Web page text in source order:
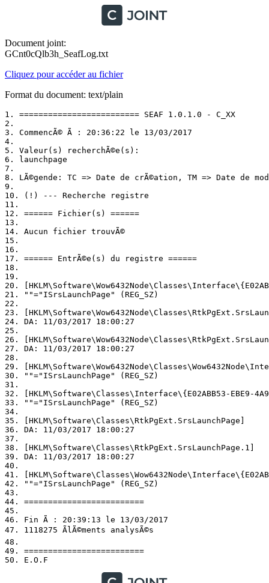
Document joint:
GCnt0cQlb3h_SeafLog.txt
Cliquez pour accéder au fichier
Format du document: text/plain
1. ========================= SEAF 1.0.1.0 - C_XX
2.
3. CommencÃ© Ã : 20:36:22 le 13/03/2017
4.
5. Valeur(s) recherchÃ©e(s):
6. launchpage
7.
8. LÃ©gende: TC => Date de crÃ©ation, TM => Date de
9.
10. (!) --- Recherche registre
11.
12. ====== Fichier(s) ======
13.
14. Aucun fichier trouvÃ©
15.
16.
17. ====== EntrÃ©e(s) du registre ======
18.
19.
20.
21. ""="ISrsLaunchPage" (REG_SZ)
22.
23.
24. DA: 11/03/2017 18:00:27
25.
26.
27. DA: 11/03/2017 18:00:27
28.
29.
30. ""="ISrsLaunchPage" (REG_SZ)
31.
32. [HKLM\Software\Classes\Interface\{E02ABB53-EBE9-
33. ""="ISrsLaunchPage" (REG_SZ)
34.
35. [HKLM\Software\Classes\RtkPgExt.SrsLaunchPage]
36. DA: 11/03/2017 18:00:27
37.
38. [HKLM\Software\Classes\RtkPgExt.SrsLaunchPage.1]
39. DA: 11/03/2017 18:00:27
40.
41.
42. ""="ISrsLaunchPage" (REG_SZ)
43.
44. =========================
45.
46. Fin Ã : 20:39:13 le 13/03/2017
47. 1118275 ÃlÃ©ments analysÃ©s
48.
49. =========================